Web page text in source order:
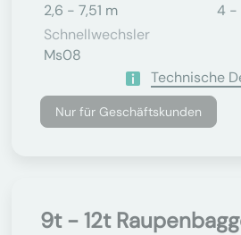
2,6 - 7,51 m
4 -
Schnellwechsler
Ms08
Technische
Nur für Geschäftskunden
9t - 12t